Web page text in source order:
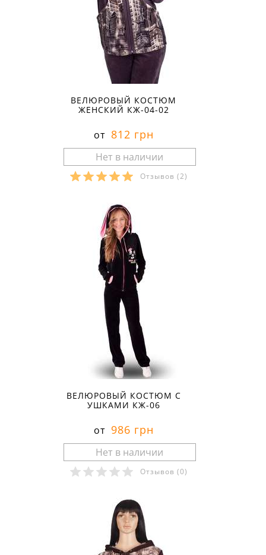
ВЕЛЮРОВЫЙ КОСТЮМ
ЖЕНСКИЙ КЖ-04-02
от 812 грн
Отзывов (2)
ВЕЛЮРОВЫЙ КОСТЮМ С
УШКАМИ КЖ-06
от 986 грн
Отзывов (0)